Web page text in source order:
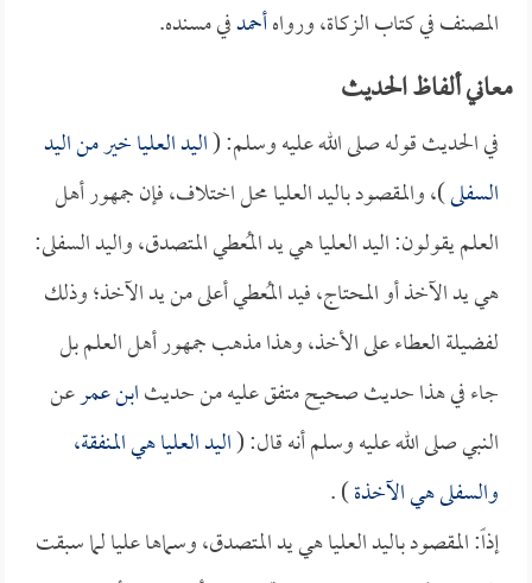
المصنف في كتاب الزكاة، ورواهأحمدفي مسنده.
معاني ألفاظ الحديث
في الحديث قوله صلى الله عليه وسلم: (اليد العليا خير من اليد
السفلى)، والمقصود باليد العليا محل اختلاف، فإن جمهور أهل
العلم يقولون: اليد العليا هي يد المُعطي المتصدق، واليد السفلى:
هي يد الآخذ أو المحتاج، فيد المُعطي أعلى من يد الآخذ؛ وذلك
لفضيلة العطاء على الأخذ، وهذا مذهب جمهور أهل العلم بل
جاء في هذا حديث صحيح متفق عليه من حديثابن عمرعن
النبي صلى الله عليه وسلم أنه قال: (اليد العليا هي المنفقة،
والسفلى هي الآخذة) .
إذاً: المقصود باليد العليا هي يد المتصدق، وسماها عليا لما سبقت